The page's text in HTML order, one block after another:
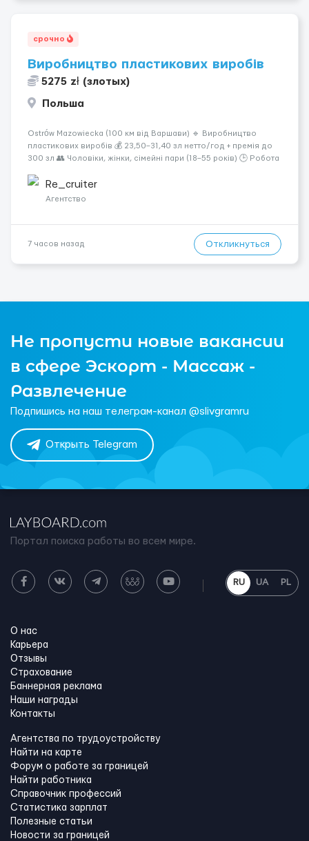
срочно
Виробництво пластикових виробів
5275 zł (злотых)
Польша
Ostrów Mazowiecka (100 км від Варшави) 🔹 Виробництво
пластикових виробів 💰 23,50–31,40 зл нетто/год + премія до
300 зл 👥 Чоловіки, жінки, сімейні пари (18–55 років) 🕒 Робота
житло — 400 зл. 📦 Обов...
Re_cruiter
Агентство
7 часов назад Откликнуться
Не пропусти новые вакансии
в сфере Эскорт - Массаж -
Развлечение
Подпишись на наш телеграм-канал @slivgramru
Открыть Telegram
Портал поиска работы во всем мире.
RU UA PL
О нас
Карьера
Отзывы
Страхование
Баннерная реклама
Наши награды
Контакты
Агентства по трудоустройству
Найти на карте
Форум о работе за границей
Найти работника
Справочник профессий
Статистика зарплат
Полезные статьи
Новости за границей